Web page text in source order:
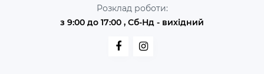
Розклад роботи:
з 9:00 до 17:00 , Сб-Нд - вихідний